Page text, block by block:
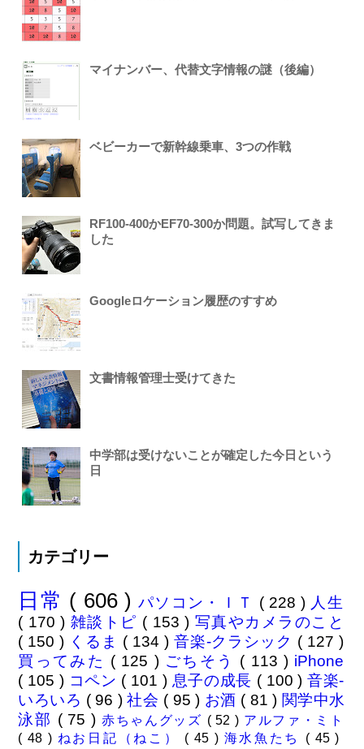
マイナンバー、代替文字情報の謎（後編）
ベビーカーで新幹線乗車、3つの作戦
RF100-400かEF70-300か問題。試写してきま
した
Googleロケーション履歴のすすめ
文書情報管理士受けてきた
中学部は受けないことが確定した今日という
日
カテゴリー
日常 ( 606 )パソコン・ＩＴ ( 228 ) 人生
( 170 ) 雑談トピ ( 153 ) 写真やカメラのこと
( 150 ) くるま ( 134 ) 音楽-クラシック ( 127 )
買ってみた ( 125 ) ごちそう ( 113 ) iPhone
( 105 ) コペン ( 101 ) 息子の成長 ( 100 )音楽-
いろいろ ( 96 )社会 ( 95 ) お酒 ( 81 ) 関学中水
泳部 ( 75 ) 赤ちゃんグッズ ( 52 ) アルファ・ミト
( 48 ) ねお日記（ねこ） ( 45 ) 海水魚たち ( 45 )